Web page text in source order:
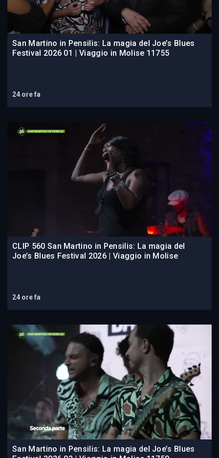
San Martino in Pensilis: La magia del Joe’s Blues
Festival 2026 01 | Viaggio in Molise 11755
24 ore fa
CLIP 560 San Martino in Pensilis: La magia del
Joe’s Blues Festival 2026 | Viaggio in Molise
24 ore fa
San Martino in Pensilis: La magia del Joe’s Blues